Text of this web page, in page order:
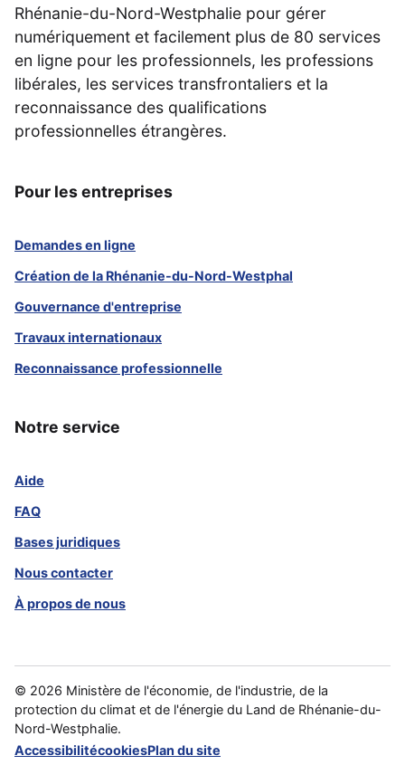
Rhénanie-du-Nord-Westphalie pour gérer
numériquement et facilement plus de 80 services
en ligne pour les professionnels, les professions
libérales, les services transfrontaliers et la
reconnaissance des qualifications
professionnelles étrangères.
Pour les entreprises
Demandes en ligne
Création de la Rhénanie-du-Nord-Westphal
Gouvernance d'entreprise
Travaux internationaux
Reconnaissance professionnelle
Notre service
Aide
FAQ
Bases juridiques
Nous contacter
À propos de nous
© 2026 Ministère de l'économie, de l'industrie, de la
protection du climat et de l'énergie du Land de Rhénanie-du-
Nord-Westphalie.
AccessibilitécookiesPlan du site